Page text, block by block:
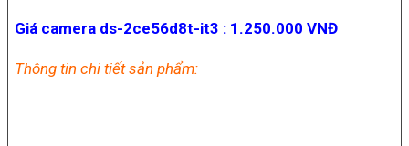
Giá camera ds-2ce56d8t-it3 : 1.250.000 VNĐ
Thông tin chi tiết sản phẩm: